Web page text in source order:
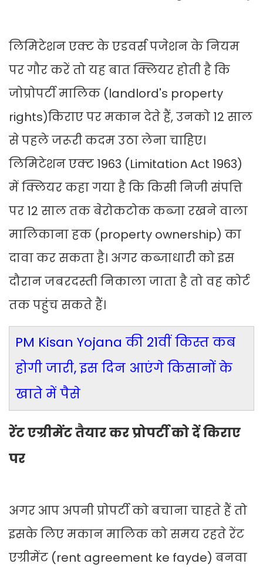
लिमिटेशन एक्ट के एडवर्स पजेशन के नियम
पर गौर करें तो यह बात क्लियर होती है कि
जोप्रोपर्टी मालिक (landlord's property
rights)किराए पर मकान देते हैं, उनको 12 साल
से पहले जरूरी कदम उठा लेना चाहिए।
लिमिटेशन एक्ट 1963 (Limitation Act 1963)
में क्लियर कहा गया है कि किसी निजी संपत्ति
पर 12 साल तक बेरोकटोक कब्जा रखने वाला
मालिकाना हक (property ownership) का
दावा कर सकता है। अगर कब्जाधारी को इस
दौरान जबरदस्ती निकाला जाता है तो वह कोर्ट
तक पहुंच सकते हैं।
PM Kisan Yojana की 21वीं किस्त कब
होगी जारी, इस दिन आएंगे किसानों के
खाते में पैसे
रेंट एग्रीमेंट तैयार कर प्रोपर्टी को दें किराए
पर
अगर आप अपनी प्रोपर्टी को बचाना चाहते हैं तो
इसके लिए मकान मालिक को समय रहते रेंट
एग्रीमेंट (rent agreement ke fayde) बनवा